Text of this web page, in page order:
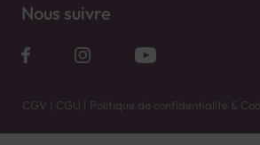
Nous suivre
CGV | CGU | Politique de confidentialité &